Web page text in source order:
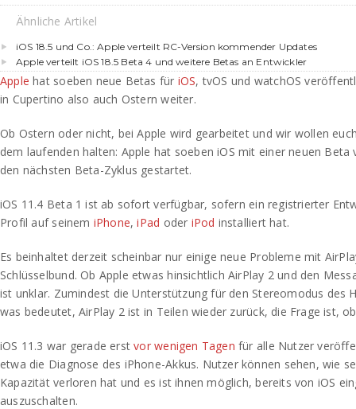
Ähnliche Artikel
iOS 18.5 und Co.: Apple verteilt RC-Version kommender Updates
Apple verteilt iOS 18.5 Beta 4 und weitere Betas an Entwickler
Apple hat soeben neue Betas für iOS, tvOS und watchOS
in Cupertino also auch Ostern weiter.
Ob Ostern oder nicht, bei Apple wird gearbeitet und wir wollen
dem laufenden halten: Apple hat soeben iOS mit einer neuen
den nächsten Beta-Zyklus gestartet.
iOS 11.4 Beta 1 ist ab sofort verfügbar, sofern ein registrierter
Profil auf seinem iPhone,iPad oder iPod installiert hat.
Es beinhaltet derzeit scheinbar nur einige neue Probleme mit
Schlüsselbund. Ob Apple etwas hinsichtlich AirPlay 2 und den
ist unklar. Zumindest die Unterstützung für den Stereomodus des
was bedeutet, AirPlay 2 ist in Teilen wieder zurück, die Frage ist,
iOS 11.3 war gerade erstvor wenigen Tagen für alle Nutzer
etwa die Diagnose des iPhone-Akkus. Nutzer können sehen, wie
Kapazität verloren hat und es ist ihnen möglich, bereits von iOS
auszuschalten.